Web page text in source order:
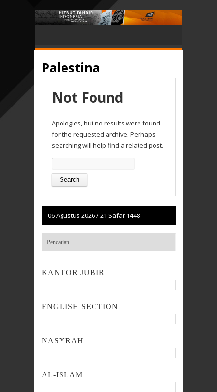
Palestina
Not Found
Apologies, but no results were found
for the requested archive. Perhaps
searching will help find a related post.
for:
06 Agustus 2026/21 Safar 1448
KANTOR JUBIR
ENGLISH SECTION
NASYRAH
AL-ISLAM